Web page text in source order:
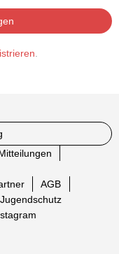
AGB
Jugendschutz